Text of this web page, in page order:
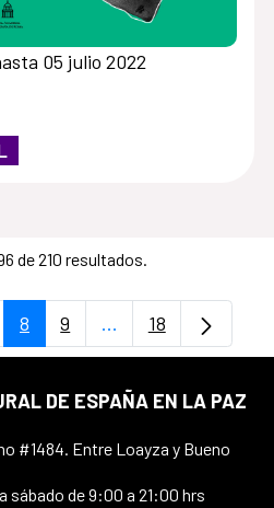
05 julio 2022
de 210 resultados.
intermedias Use TAB para
Página
8 Página
9 ...PáginasPágina
18
DE ESPAÑA EN LA PAZ
#1484. Entre Loayza y Bueno
sábado de 9:00 a 21:00 hrs